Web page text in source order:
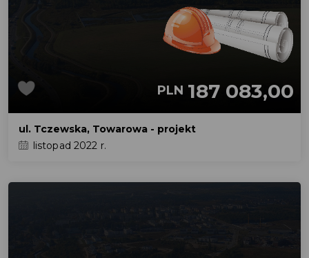
PLN 187 083,00
ul. Tczewska, Towarowa - projekt
listopad 2022 r.